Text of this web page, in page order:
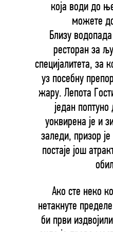
која води до
можете
Близу
ресторан за
специјалитета, за
уз посебну
жару. Лепота
један
уоквирена је и
заледи, призор
постаје још
Ако сте неко
нетакнуте
би први